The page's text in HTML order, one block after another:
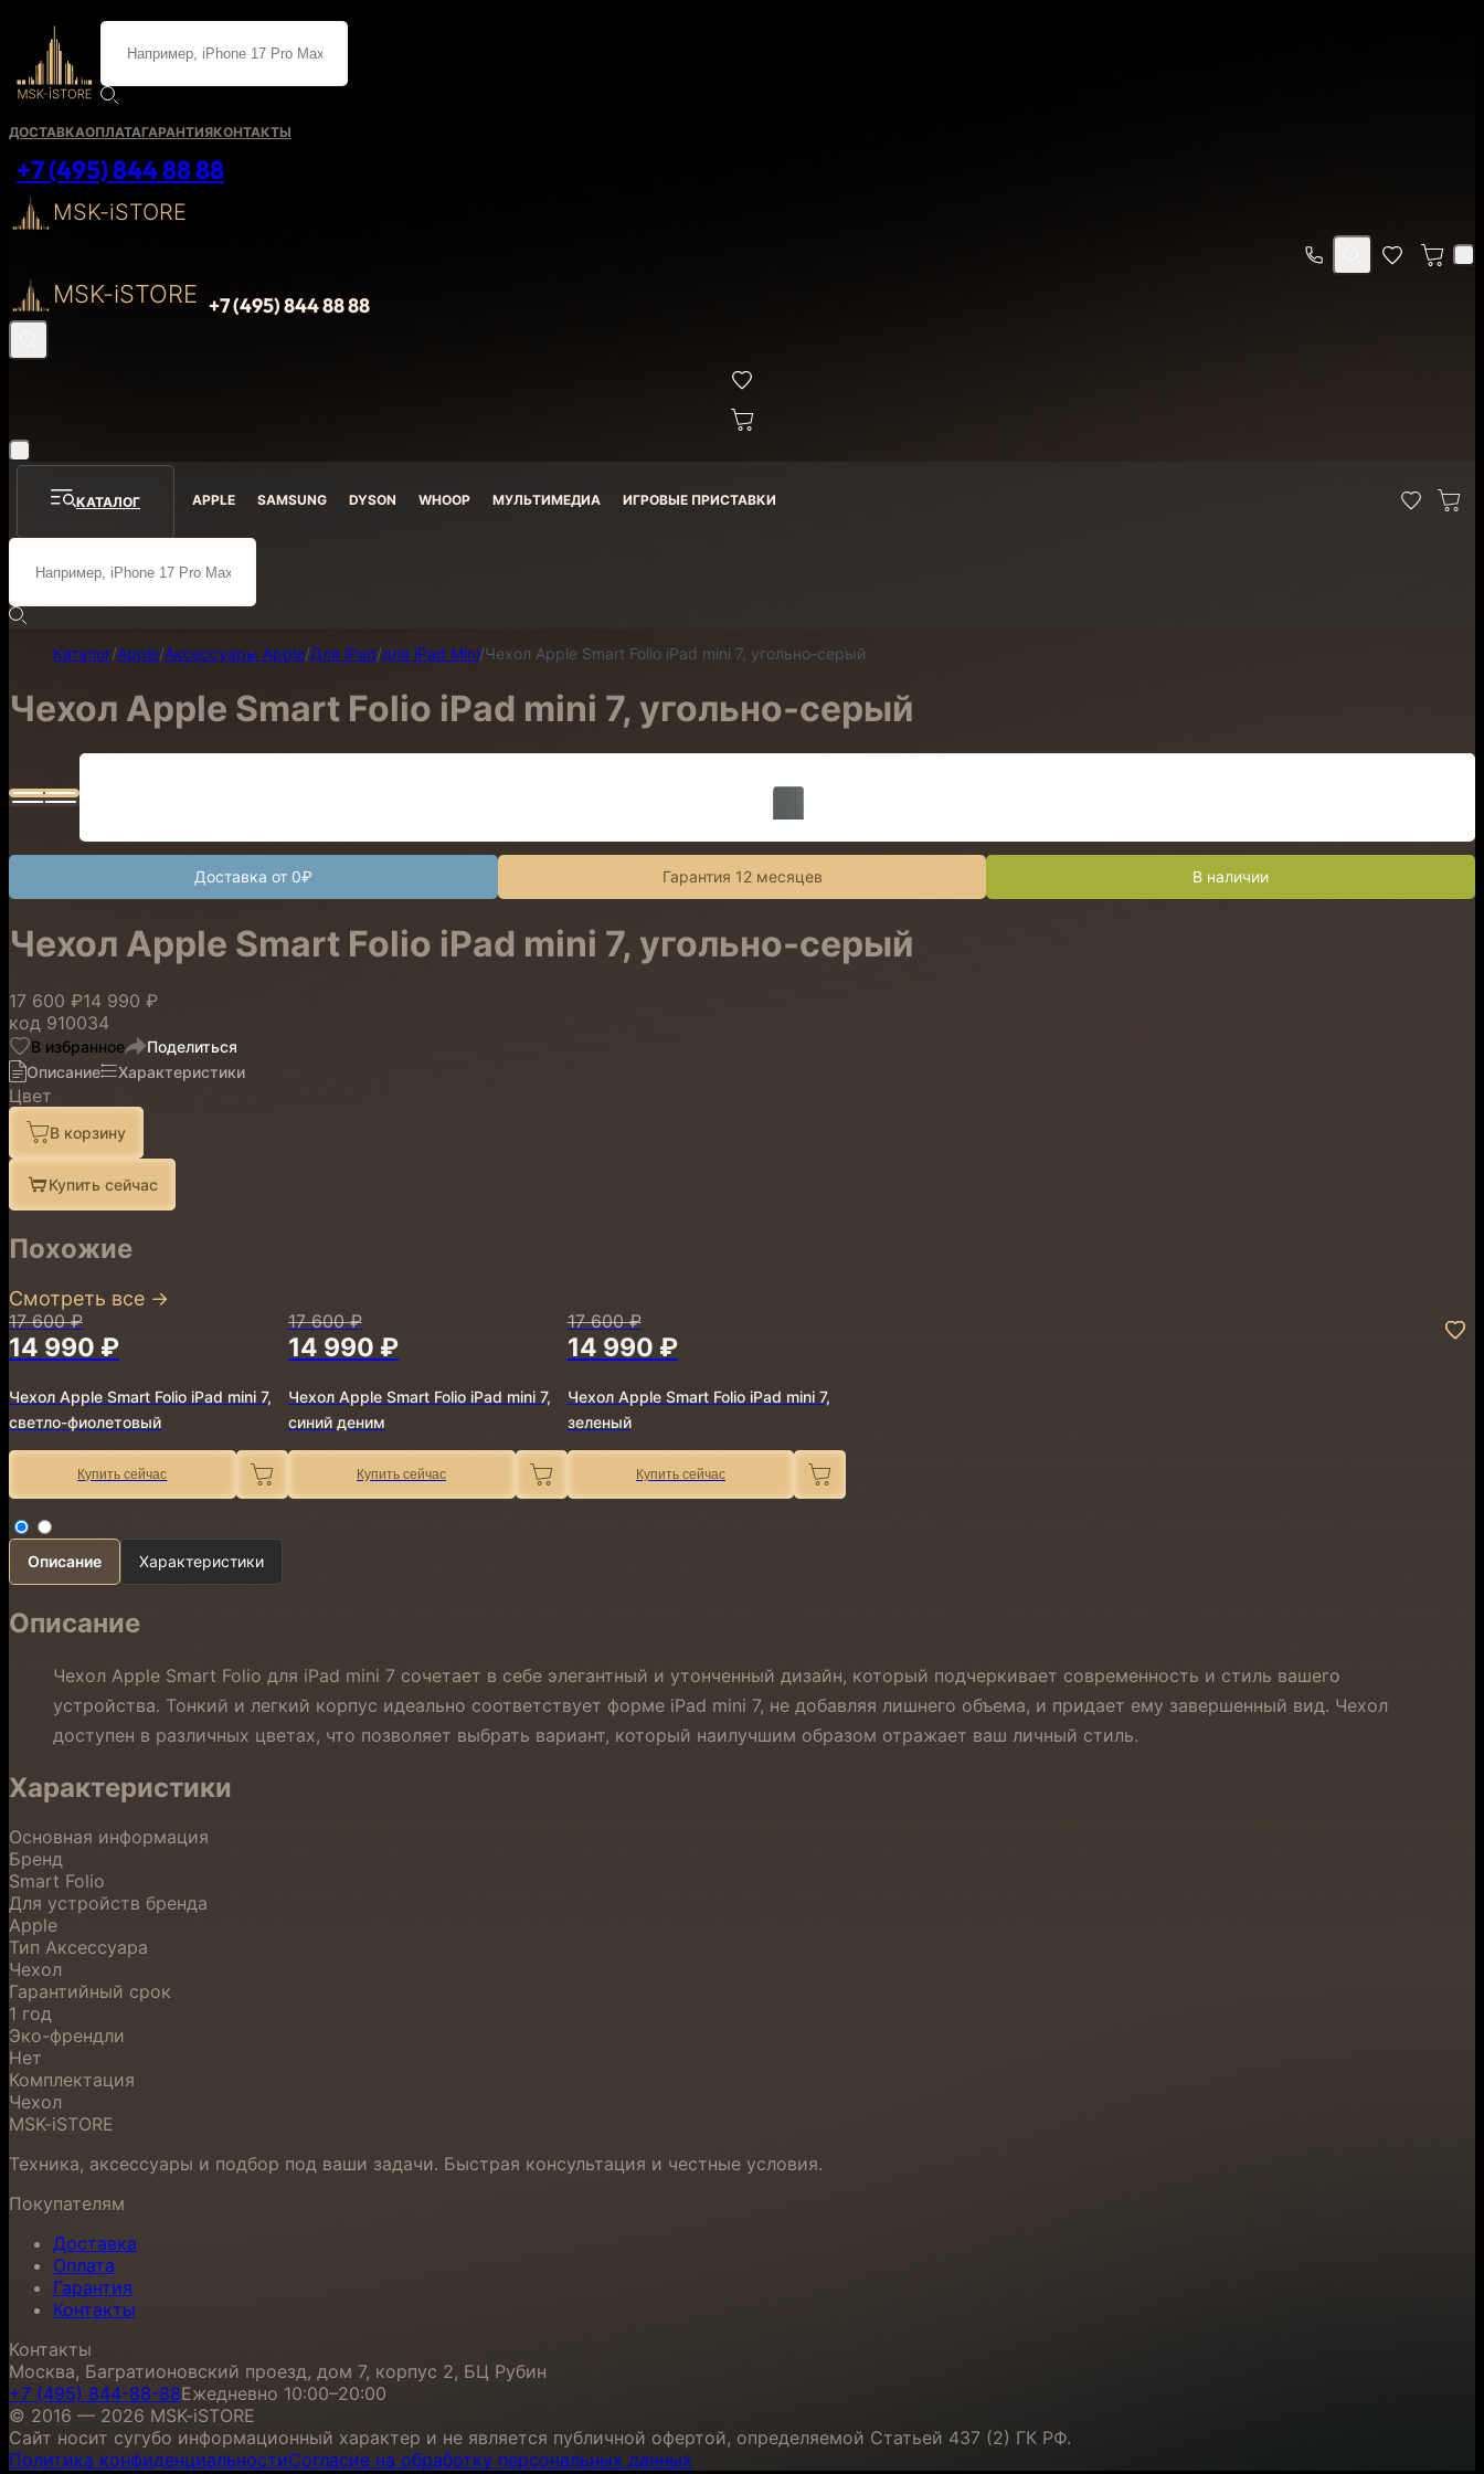
ДОСТАВКАОПЛАТАГАРАНТИЯКОНТАКТЫ
+7 (495) 844 88 88
MSK-iSTORE
MSK-iSTORE +7 (495) 844 88 88
КАТАЛОГ APPLE SAMSUNG DYSON WHOOP МУЛЬТИМЕДИА ИГРОВЫЕ ПРИСТАВКИ
Каталог/Apple/Аксессуары Apple/Для iPad/для iPad Mini/Чехол Apple Smart Folio iPad mini 7, угольно-серый
Чехол Apple Smart Folio iPad mini 7, угольно-серый
Доставка от 0₽ Гарантия 12 месяцев В наличии
Чехол Apple Smart Folio iPad mini 7, угольно-серый
17 600 ₽14 990 ₽
код 910034
В избранное
Поделиться
Описание
Характеристики
Цвет
В корзину
Купить сейчас
Похожие
Смотреть все →
17 600 ₽
14 990 ₽
Чехол Apple Smart Folio iPad mini 7,
светло-фиолетовый
Купить сейчас
17 600 ₽
14 990 ₽
Чехол Apple Smart Folio iPad mini 7,
синий деним
Купить сейчас
17 600 ₽
14 990 ₽
Чехол Apple Smart Folio iPad mini 7,
зеленый
Купить сейчас
Описание Характеристики
Описание
Чехол Apple Smart Folio для iPad mini 7 сочетает в себе элегантный и утонченный дизайн, который подчеркивает современность и стиль вашего
устройства. Тонкий и легкий корпус идеально соответствует форме iPad mini 7, не добавляя лишнего объема, и придает ему завершенный вид. Чехол
доступен в различных цветах, что позволяет выбрать вариант, который наилучшим образом отражает ваш личный стиль.
Характеристики
Основная информация
Бренд
Smart Folio
Для устройств бренда
Apple
Тип Аксессуара
Чехол
Гарантийный срок
1 год
Эко-френдли
Нет
Комплектация
Чехол
MSK-iSTORE
Техника, аксессуары и подбор под ваши задачи. Быстрая консультация и честные условия.
Покупателям
Доставка
Оплата
Гарантия
Контакты
Контакты
Москва, Багратионовский проезд, дом 7, корпус 2, БЦ Рубин
+7 (495) 844-88-88Ежедневно 10:00–20:00
© 2016 — 2026 MSK-iSTORE
Сайт носит сугубо информационный характер и не является публичной офертой, определяемой Статьей 437 (2) ГК РФ.
Политика конфиденциальностиСогласие на обработку персональных данных